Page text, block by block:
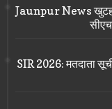
Jaunpur News खुटहन
SIR 2026: मतदाता